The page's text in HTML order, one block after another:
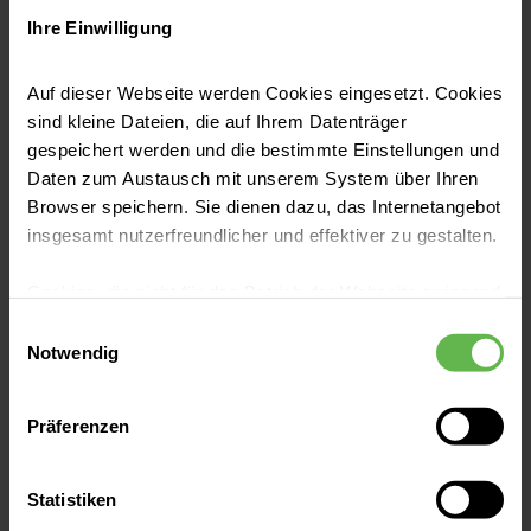
Ihre Einwilligung
Auf dieser Webseite werden Cookies eingesetzt. Cookies
sind kleine Dateien, die auf Ihrem Datenträger
gespeichert werden und die bestimmte Einstellungen und
Daten zum Austausch mit unserem System über Ihren
Browser speichern. Sie dienen dazu, das Internetangebot
insgesamt nutzerfreundlicher und effektiver zu gestalten.
eingesetzt werden.
Es steht Ihnen frei, unsere Seite mit nur den notwendigen
Cookies zu benutzen, eine individuelle Auswahl
oder durch Auswahl von „Alle Cookies akzeptieren“ in die
Notwendig
Präferenzen
Statistiken
Pressemitteilungen
Je früher Lungenkrebs erkannt wird, desto
besser sind die Behandlungschancen. Starke
und langjährige Raucherinnen und Raucher
als Hochrisikogruppe können sich ab April
zur Abklärung und Therapie.